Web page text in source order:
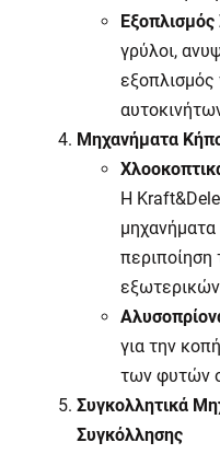
γρύλοι,
εξοπλισμός
Μηχανήματα
Η Kraft&Dele
περιποίηση
για την
των φυτών
Συγκολλητικά
Συγκόλλησης